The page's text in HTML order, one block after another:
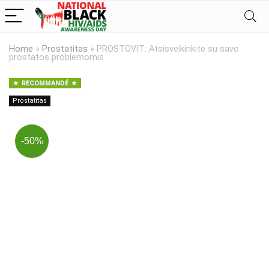
Home » Prostatitas » PROSTOVIT: Atsisveikinkite su savo
prostatos problemomis
RECOMMANDÉ
Prostatitas
-50%